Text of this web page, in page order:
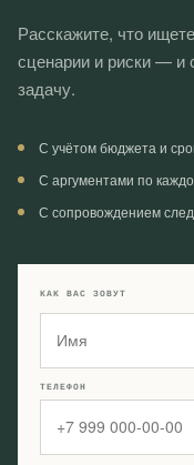
Расскажите, что
сценарии и риски — и
задачу.
С учётом бюджета и
С аргументами по
С сопровождением
КАК ВАС ЗОВУТ
ТЕЛЕФОН